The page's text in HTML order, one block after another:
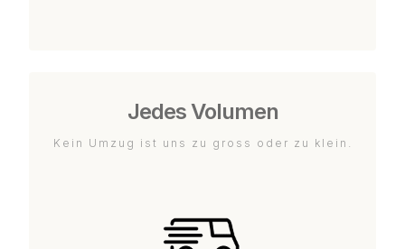
Jedes Volumen
Kein Umzug ist uns zu gross oder zu klein.